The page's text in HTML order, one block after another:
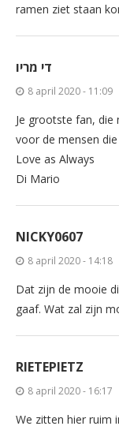
ramen ziet staan
די מריו
8 april 2020 - 11:09
Je grootste fan,
voor de mensen
Love as Always
Di Mario
NICKY0607
8 april 2020 - 14:18
Dat zijn de mooie
gaaf. Wat zal zijn
RIETEPIETZ
8 april 2020 - 16:17
We zitten hier ruim